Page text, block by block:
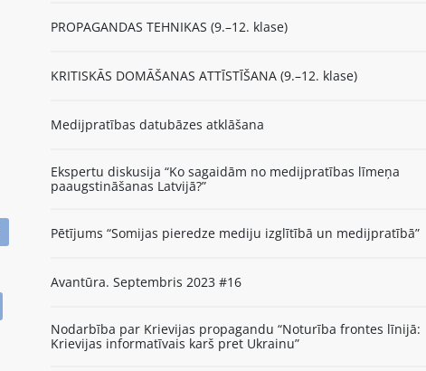
PROPAGANDAS TEHNIKAS (9.–12. klase)
KRITISKĀS DOMĀŠANAS ATTĪSTĪŠANA (9.–12. klase)
Medijpratības datubāzes atklāšana
Ekspertu diskusija “Ko sagaidām no medijpratības līmeņa
paaugstināšanas Latvijā?”
Pētījums “Somijas pieredze mediju izglītībā un medijpratībā”
Avantūra. Septembris 2023 #16
Nodarbība par Krievijas propagandu “Noturība frontes līnijā:
Krievijas informatīvais karš pret Ukrainu”